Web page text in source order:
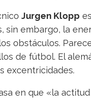
Jurgen Klopp
sin embargo, la
obstáculos.
de fútbol. El
excentricidades.
en que «la